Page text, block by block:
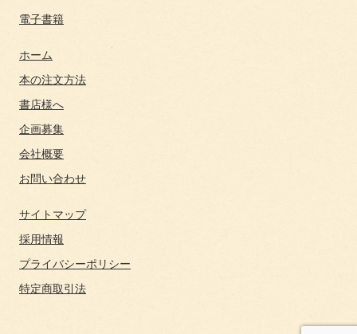
電子書籍
ホーム
本の注文方法
書店様へ
企画募集
会社概要
お問い合わせ
サイトマップ
採用情報
プライバシーポリシー
特定商取引法